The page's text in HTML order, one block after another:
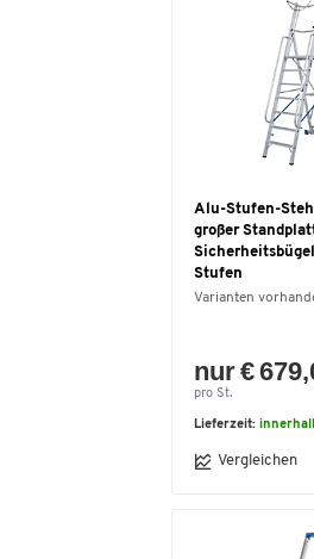
Alu-Stufen-
großer
Stufen
Varianten
nur €
pro St.
Lieferzeit:
Vergleichen